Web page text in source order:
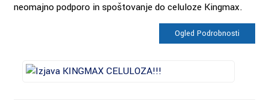
neomajno podporo in spoštovanje do celuloze Kingmax.
Ogled Podrobnosti